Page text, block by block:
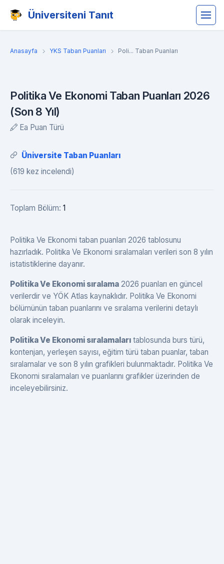
Üniversiteni Tanıt
Anasayfa YKS Taban Puanları Poli... Taban Puanları
Politika Ve Ekonomi Taban Puanları 2026
(Son 8 Yıl)
Ea Puan Türü
Üniversite Taban Puanları
(619 kez incelendi)
Toplam Bölüm: 1
Politika Ve Ekonomi taban puanları 2026 tablosunu
hazırladık. Politika Ve Ekonomi sıralamaları verileri son 8 yılın
istatistiklerine dayanır.
Politika Ve Ekonomi sıralama 2026 puanları en güncel
verilerdir ve YÖK Atlas kaynaklıdır. Politika Ve Ekonomi
bölümünün taban puanlarını ve sıralama verilerini detaylı
olarak inceleyin.
Politika Ve Ekonomi sıralamaları tablosunda burs türü,
kontenjan, yerleşen sayısı, eğitim türü taban puanlar, taban
sıralamalar ve son 8 yılın grafikleri bulunmaktadır. Politika Ve
Ekonomi sıralamaları ve puanlarını grafikler üzerinden de
inceleyebilirsiniz.